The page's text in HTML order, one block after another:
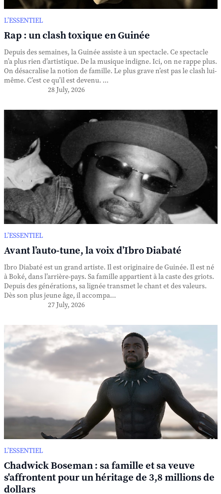
L’ESSENTIEL
Rap : un clash toxique en Guinée
Depuis des semaines, la Guinée assiste à un spectacle. Ce spectacle
n’a plus rien d’artistique. De la musique indigne. Ici, on ne rappe plus.
On désacralise la notion de famille. Le plus grave n’est pas le clash lui-
même. C’est ce qu’il est devenu. ...
28 July, 2026
L’ESSENTIEL
Avant l’auto-tune, la voix d’Ibro Diabaté
Ibro Diabaté est un grand artiste. Il est originaire de Guinée. Il est né
à Boké, dans l’arrière-pays. Sa famille appartient à la caste des griots.
Depuis des générations, sa lignée transmet le chant et des valeurs.
Dès son plus jeune âge, il accompa...
27 July, 2026
L’ESSENTIEL
Chadwick Boseman : sa famille et sa veuve
s'affrontent pour un héritage de 3,8 millions de
dollars